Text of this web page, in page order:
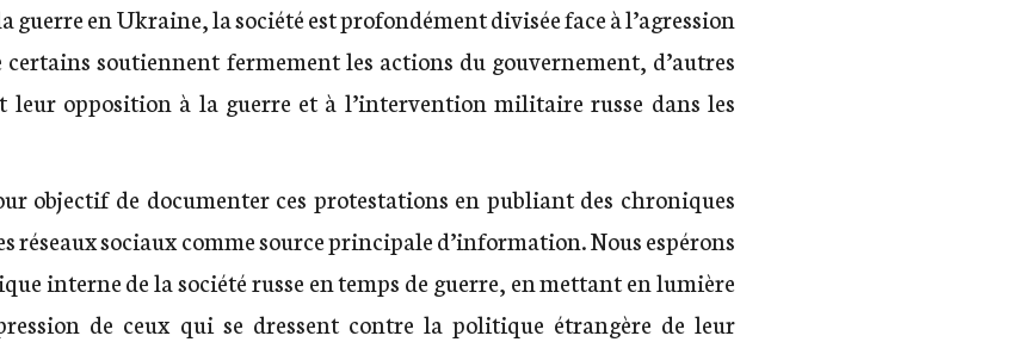
guerre en Ukraine, la société est profondément divisée face à l’agression
certains soutiennent fermement les actions du gouvernement, d’autres
leur opposition à la guerre et à l’intervention militaire russe dans les
objectif de documenter ces protestations en publiant des chroniques
réseaux sociaux comme source principale d’information. Nous espérons
interne de la société russe en temps de guerre, en mettant en lumière
de ceux qui se dressent contre la politique étrangère de leur